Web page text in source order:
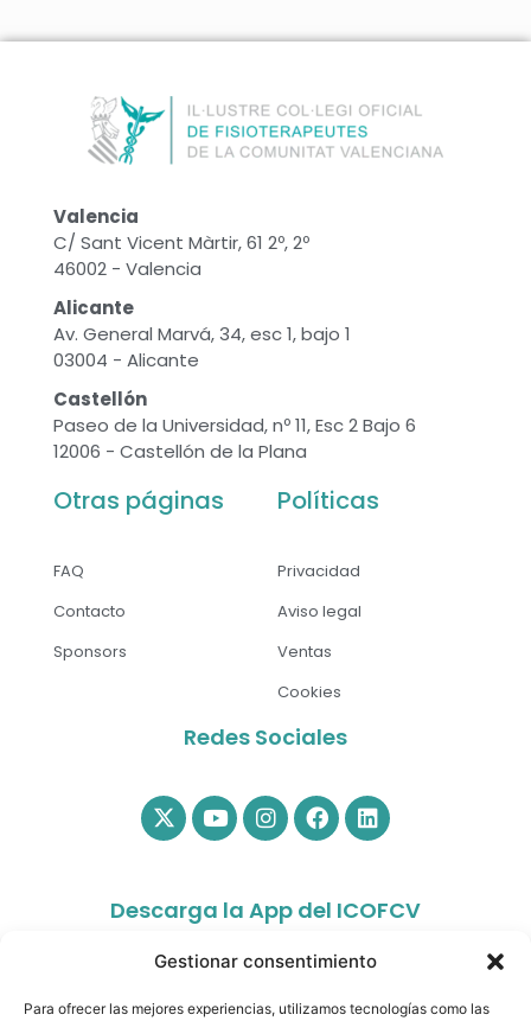
Gestionar consentimiento
Para ofrecer las mejores experiencias, utilizamos tecnologías como las
Valencia
C/ Sant Vicent Màrtir, 61 2º, 2º
46002 - Valencia
Alicante
Av. General Marvá, 34, esc 1, bajo 1
03004 - Alicante
Castellón
Paseo de la Universidad, nº 11, Esc 2 Bajo 6
12006 - Castellón de la Plana
Otras páginas
FAQ
Contacto
Sponsors
Políticas
Privacidad
Aviso legal
Ventas
Cookies
Redes Sociales
Descarga la App del ICOFCV